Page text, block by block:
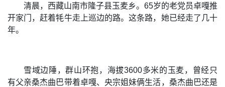
清晨，西藏山南市隆子县玉麦乡。65岁的老党员卓嘎推
开家门，赶着牦牛走上巡边的路。这条路，她已经走了几十
年。
雪域边陲，群山环抱，海拔3600多米的玉麦，曾经只
有父亲桑杰曲巴带着卓嘎、央宗姐妹俩生活，桑杰曲巴还是